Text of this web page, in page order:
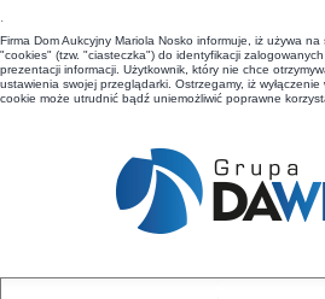
t
Firma Dom Aukcyjny Mariola Nosko informuje, iż używa
"cookies" (tzw. "ciasteczka") do identyfikacji
prezentacji informacji. Użytkownik, który nie chce
ustawienia swojej przeglądarki. Ostrzegamy, iż
cookie może utrudnić bądź uniemożliwić poprawne